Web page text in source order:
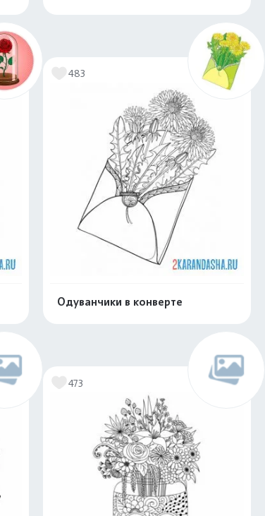
483
Одуванчики в конверте
473